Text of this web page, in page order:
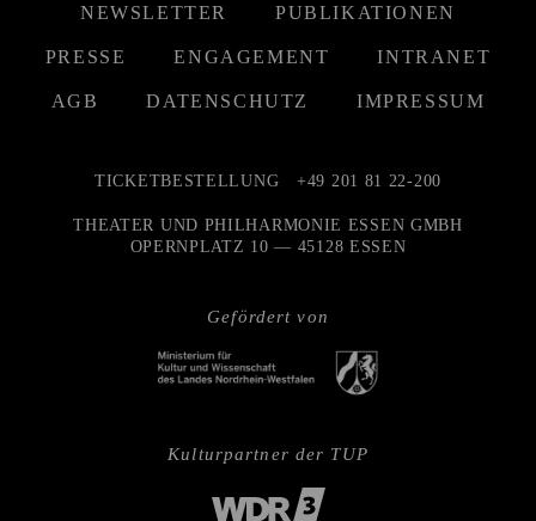
NEWSLETTER PUBLIKATIONEN
PRESSE ENGAGEMENT INTRANET
AGB DATENSCHUTZ IMPRESSUM
Gefördert von
TICKETBESTELLUNG +49 201 81 22-200
THEATER UND PHILHARMONIE ESSEN GMBH
OPERNPLATZ 10 — 45128 ESSEN
Kulturpartner der TUP